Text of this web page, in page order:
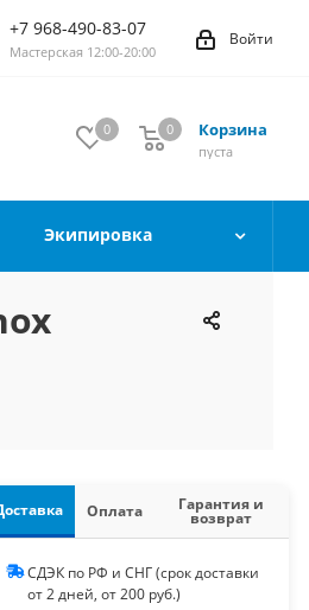
+7 968-490-83-07
Мастерская 12:00-20:00
Войти
0 Корзина
0
пуста
0
Экипировка
Оплата Гарантия и
возврат
СДЭК по РФ и СНГ (срок доставки
от 2 дней, от 200 руб.)